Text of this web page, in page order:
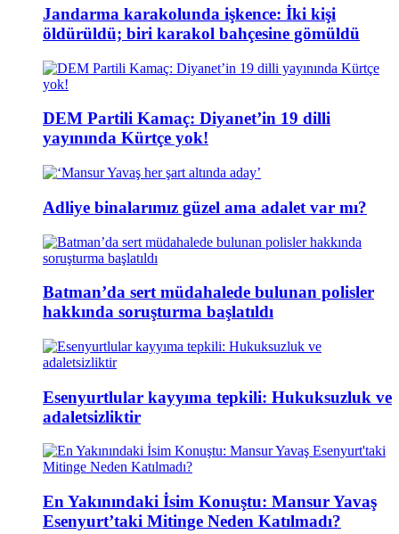
Jandarma karakolunda işkence: İki kişi
öldürüldü; biri karakol bahçesine gömüldü
DEM Partili Kamaç: Diyanet’in 19 dilli
yayınında Kürtçe yok!
Adliye binalarımız güzel ama adalet var mı?
Batman’da sert müdahalede bulunan polisler
hakkında soruşturma başlatıldı
Esenyurtlular kayyıma tepkili: Hukuksuzluk ve
adaletsizliktir
En Yakınındaki İsim Konuştu: Mansur Yavaş
Esenyurt’taki Mitinge Neden Katılmadı?